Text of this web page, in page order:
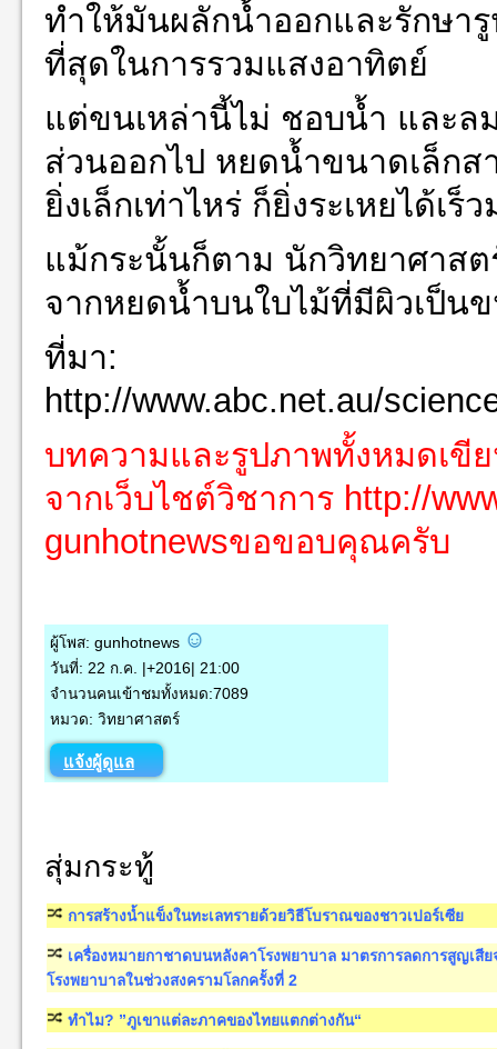
ทำให้มันผลักน้ำออกและรักษา
ที่สุดในการรวมแสงอาทิตย์
แต่ขนเหล่านี้ไม่ ชอบน้ำ และล
ส่วนออกไป หยดน้ำขนาดเล็กส
ยิ่งเล็กเท่าไหร่ ก็ยิ่งระเหยได้เร็
แม้กระนั้นก็ตาม นักวิทยาศาสต
จากหยดน้ำบนใบไม้ที่มีผิวเป็น
ที่มา:
http://www.abc.net.au/
บทความและรูปภาพทั้งหมดเ
จากเว็บไชต์วิชาการ http://
gunhotnewsขอขอบคุณครับ
ผู้โพส: gunhotnews
วันที่: 22 ก.ค. |+2016| 21:00
จำนวนคนเข้าชมทั้งหมด:7089
หมวด: วิทยาศาสตร์
แจ้งผู้ดูแล
สุ่มกระทู้
การสร้างน้ำแข็งในทะเลทรายด้วยวิธีโบราณของชาวเปอร์เซีย
เครื่องหมายกาชาดบนหลังคาโรงพยาบาล มาตรการลดการสูญเสี
โรงพยาบาลในช่วงสงครามโลกครั้งที่ 2
ทำไม? ”ภูเขาแต่ละภาคของไทยแตกต่างกัน“